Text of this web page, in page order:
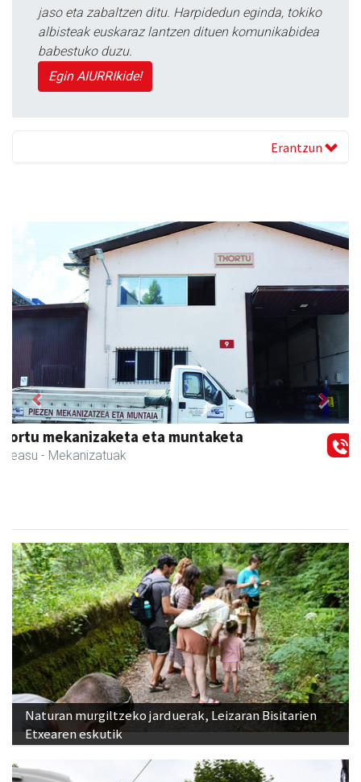
jaso eta zabaltzen ditu. Harpidedun eginda, tokiko
albisteak euskaraz lantzen dituen komunikabidea
babestuko duzu.
Egin AIURRIkide!
Erantzun
Amonarriz iturgintza S. L.
Larraul - Iturgintza
Previous Next
Naturan murgiltzeko jarduerak, Leizaran Bisitarien
Etxearen eskutik